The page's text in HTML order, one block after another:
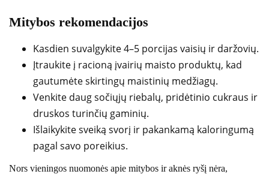
Mitybos rekomendacijos
Kasdien suvalgykite 4–5 porcijas vaisių ir daržovių.
Įtraukite į racioną įvairių maisto produktų, kad
gautumėte skirtingų maistinių medžiagų.
Venkite daug sočiųjų riebalų, pridėtinio cukraus ir
druskos turinčių gaminių.
Išlaikykite sveiką svorį ir pakankamą kaloringumą
pagal savo poreikius.
Nors vieningos nuomonės apie mitybos ir aknės ryšį nėra,